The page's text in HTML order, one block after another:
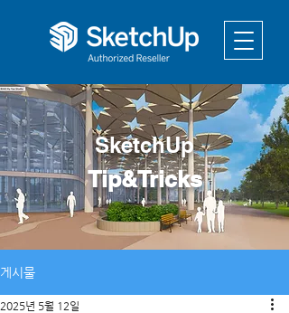
SketchUp
Tip&Tricks
게시물
2025년 5월 12일